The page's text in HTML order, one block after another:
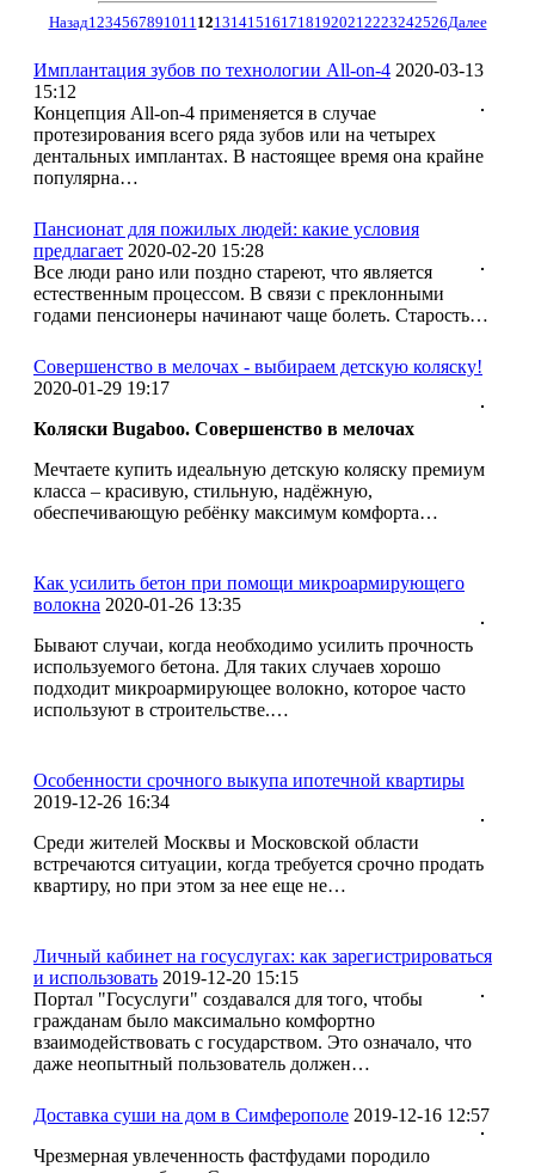
Назад1 234567891011 12131415161718192021 2223242526Далее
Имплантация зубов по технологии All-on-4 2020-03-13
15:12
Концепция All-on-4 применяется в случае
протезирования всего ряда зубов или на четырех
дентальных имплантах. В настоящее время она крайне
популярна…
Пансионат для пожилых людей: какие условия
предлагает 2020-02-20 15:28
Все люди рано или поздно стареют, что является
естественным процессом. В связи с преклонными
годами пенсионеры начинают чаще болеть. Старость…
Совершенство в мелочах - выбираем детскую коляску!
2020-01-29 19:17
Коляски Bugaboo. Совершенство в мелочах
Мечтаете купить идеальную детскую коляску премиум
класса – красивую, стильную, надёжную,
обеспечивающую ребёнку максимум комфорта…
Как усилить бетон при помощи микроармирующего
волокна 2020-01-26 13:35
Бывают случаи, когда необходимо усилить прочность
используемого бетона. Для таких случаев хорошо
подходит микроармирующее волокно, которое часто
используют в строительстве.…
Особенности срочного выкупа ипотечной квартиры
2019-12-26 16:34
Среди жителей Москвы и Московской области
встречаются ситуации, когда требуется срочно продать
квартиру, но при этом за нее еще не…
Личный кабинет на госуслугах: как зарегистрироваться
и использовать 2019-12-20 15:15
Портал "Госуслуги" создавался для того, чтобы
гражданам было максимально комфортно
взаимодействовать с государством. Это означало, что
даже неопытный пользователь должен…
Доставка суши на дом в Симферополе 2019-12-16 12:57
Чрезмерная увлеченность фастфудами породило